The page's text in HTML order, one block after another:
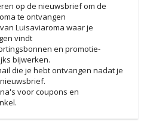
op de nieuwsbrief om de
te ontvangen
Luisaviaroma waar je
vindt
en promotie-
bijwerken.
die je hebt ontvangen nadat je
voor coupons en